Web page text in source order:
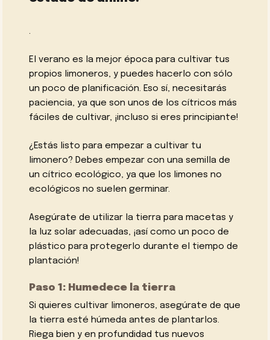
.
El verano es la mejor época para cultivar tus
propios limoneros, y puedes hacerlo con sólo
un poco de planificación. Eso sí, necesitarás
paciencia, ya que son unos de los cítricos más
fáciles de cultivar, ¡incluso si eres principiante!
¿Estás listo para empezar a cultivar tu
limonero? Debes empezar con una semilla de
un cítrico ecológico, ya que los limones no
ecológicos no suelen germinar.
Asegúrate de utilizar la tierra para macetas y
la luz solar adecuadas, ¡así como un poco de
plástico para protegerlo durante el tiempo de
plantación!
Paso 1: Humedece la tierra
Si quieres cultivar limoneros, asegúrate de que
la tierra esté húmeda antes de plantarlos.
Riega bien y en profundidad tus nuevos